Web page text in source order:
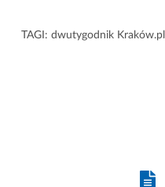
TAGI: dwutygodnik Kraków.pl